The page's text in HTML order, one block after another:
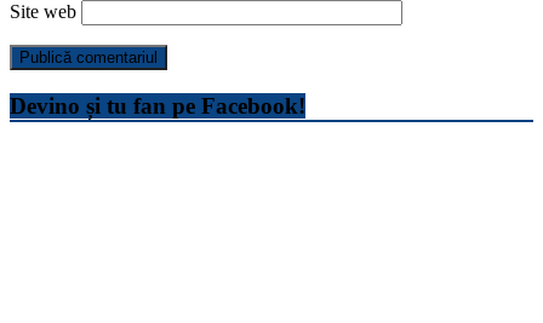
Site web
Devino și tu fan pe Facebook!